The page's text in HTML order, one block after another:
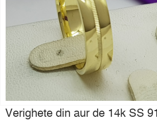
Verighete din aur de 14k SS